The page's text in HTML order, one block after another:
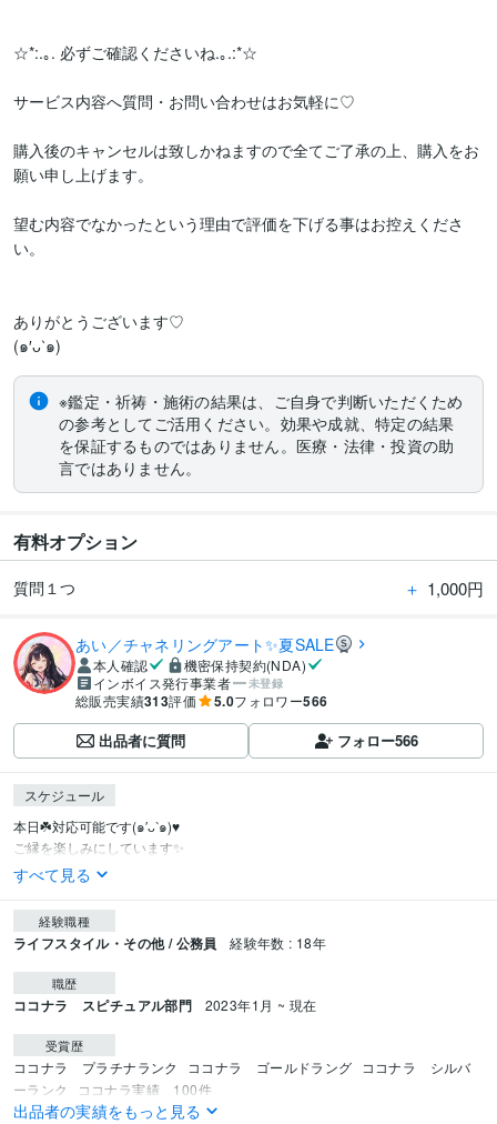
☆*:.｡. 必ずご確認くださいね.｡.:*☆
サービス内容へ質問・お問い合わせはお気軽に♡
購入後のキャンセルは致しかねますので全てご了承の上、購入をお
願い申し上げます。
望む内容でなかったという理由で評価を下げる事はお控えくださ
い。
ありがとうございます♡
(๑′ᴗ‵๑)
※鑑定・祈祷・施術の結果は、ご自身で判断いただくため
の参考としてご活用ください。効果や成就、特定の結果
を保証するものではありません。医療・法律・投資の助
言ではありません。
有料オプション
質問１つ ＋ 1,000円
あい／チャネリングアート✨夏SALE
本人確認
機密保持契約(NDA)
インボイス発行事業者
未登録
総販売実績313評価 5.0フォロワー566
出品者に質問 フォロー566
スケジュール
本日☘️対応可能です(๑′ᴗ‵๑)♥
ご縁を楽しみにしています✨
すべて見る
経験職種
ライフスタイル・その他 / 公務員 経験年数 : 18年
職歴
ココナラ スピチュアル部門 2023年1月 ~ 現在
受賞歴
ココナラ　プラチナランク ココナラ　ゴールドラング
ココナラ　シルバ
ーランク
ココナラ実績　100件
出品者の実績をもっと見る